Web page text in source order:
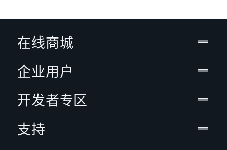
在线商城
企业用户
开发者专区
支持